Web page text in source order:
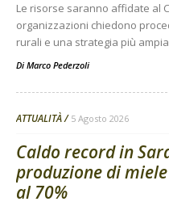
Le risorse saranno affidate al
organizzazioni chiedono
rurali e una strategia più
Di Marco Pederzoli
ATTUALITÀ 5 Agosto 2026
Caldo record in
produzione di
al 70%